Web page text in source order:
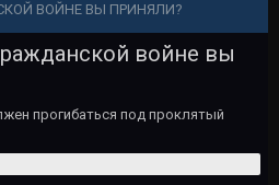
ВОЙНЕ ВЫ ПРИНЯЛИ?
войне вы
прогибаться под проклятый